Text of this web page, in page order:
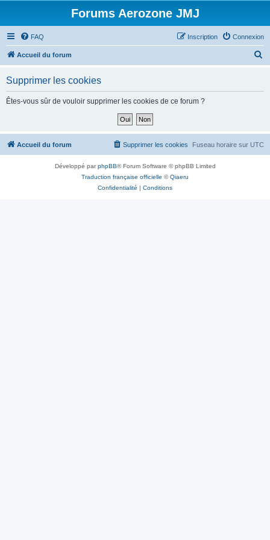
Forums Aerozone JMJ
FAQ Connexion
Inscription
Accueil du forum
h
Supprimer les cookies
Êtes-vous sûr de vouloir supprimer les cookies de ce forum ?
Accueil du forum Fuseau horaire sur UTC
Supprimer les cookies
Développé parphpBB® Forum Software © phpBB Limited
Traduction française officielle ©Qiaeru
Confidentialité | Conditions